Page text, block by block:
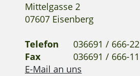
Mittelgasse 2
07607 Eisenberg
Telefon
036691 / 666-22
Fax
036691 / 666-11
E-Mail an uns